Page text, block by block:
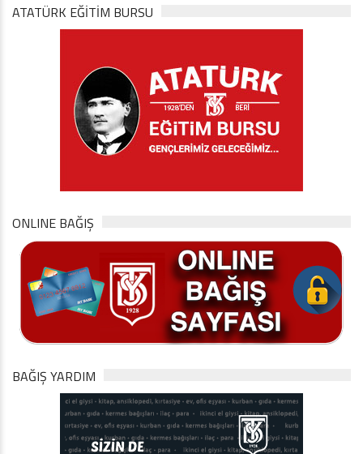
ATATÜRK EĞITIM BURSU
ONLINE BAĞIŞ
BAĞIŞ YARDIM